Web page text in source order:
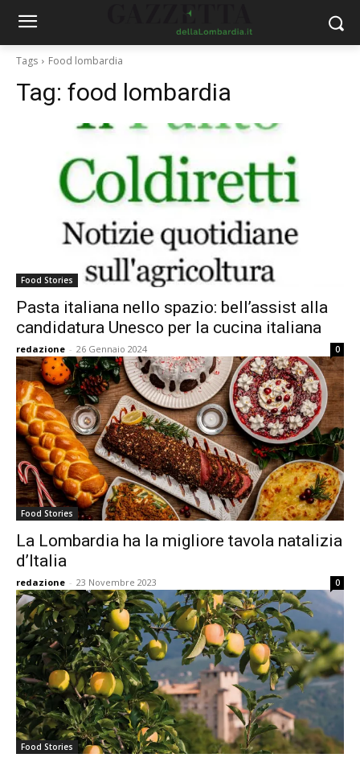
Tags Food lombardia
Tag: food lombardia
Food Stories
Pasta italiana nello spazio: bell’assist alla
candidatura Unesco per la cucina italiana
redazione - 26 Gennaio 2024 0
Food Stories
La Lombardia ha la migliore tavola natalizia
d’Italia
redazione - 23 Novembre 2023 0
Food Stories